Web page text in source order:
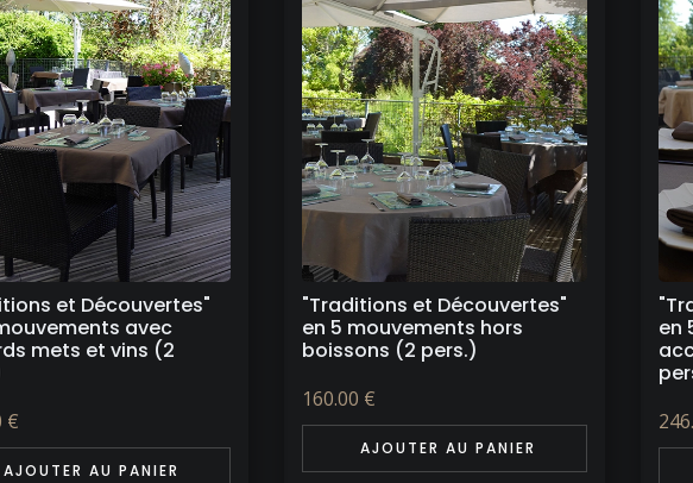
et Découvertes"
hors
(2 pers.)
AU PANIER
"Traditions et Découvertes"
en 5 mouvements avec
accords mets et vins (2
246.00 €
AJOUTER AU PANIER
(2